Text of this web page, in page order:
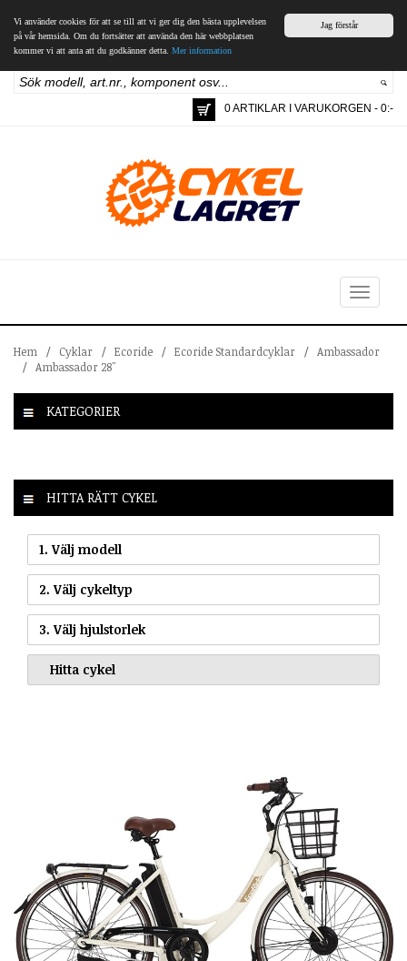
Jag förstår
Vi använder cookies för att se till att vi ger dig den bästa upplevelsen
på vår hemsida. Om du fortsätter att använda den här webbplatsen
kommer vi att anta att du godkänner detta. Mer information
0 ARTIKLAR I VARUKORGEN - 0:-
Toggle
navigation
Hem / Cyklar / Ecoride / Ecoride Standardcyklar / Ambassador
/ Ambassador 28"
KATEGORIER
HITTA RÄTT CYKEL
1. Välj modell
2. Välj cykeltyp
3. Välj hjulstorlek